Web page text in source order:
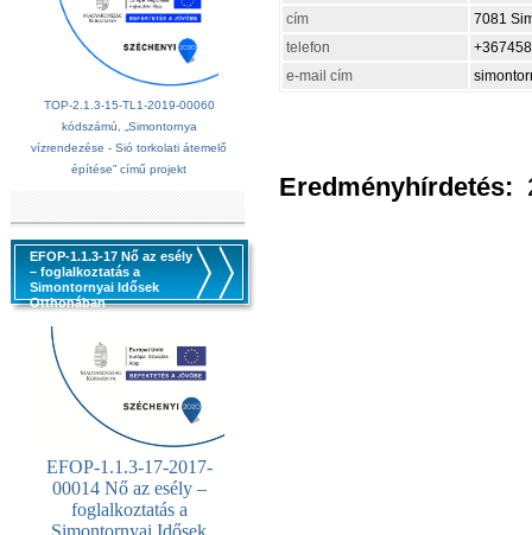
TOP-2.1.3-15-TL1-2019-00060
kódszámú, „Simontornya
vízrendezése - Sió torkolati átemelő
építése” című projekt
EFOP-1.1.3-17 Nő az esély
– foglalkoztatás a
Simontornyai Idősek
Otthonában
EFOP-1.1.3-17-2017-
00014 Nő az esély –
foglalkoztatás a
Simontornyai Idősek
cím
7081
telefon
e-mail cím
Eredményhírdetés: